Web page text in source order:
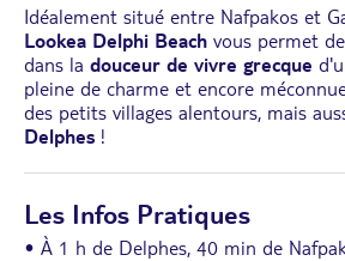
Idéalement situé entre Nafpakos et
Lookea Delphi Beach vous permet
dans la douceur de vivre grecque
pleine de charme et encore
des petits villages alentours, mais
Delphes !
Les Infos Pratiques
• À 1 h de Delphes, 40 min de